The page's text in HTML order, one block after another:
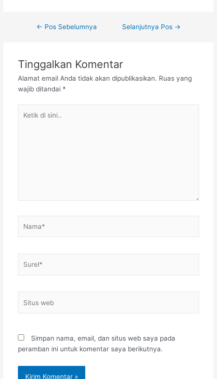
← Pos Sebelumnya Selanjutnya Pos →
Tinggalkan Komentar
Alamat email Anda tidak akan dipublikasikan. Ruas yang
wajib ditandai *
web
Simpan nama, email, dan situs web saya pada
peramban ini untuk komentar saya berikutnya.